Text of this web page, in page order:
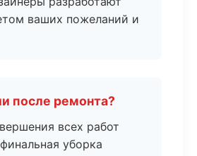
ваших пожеланий и
после ремонта?
всех работ
уборка